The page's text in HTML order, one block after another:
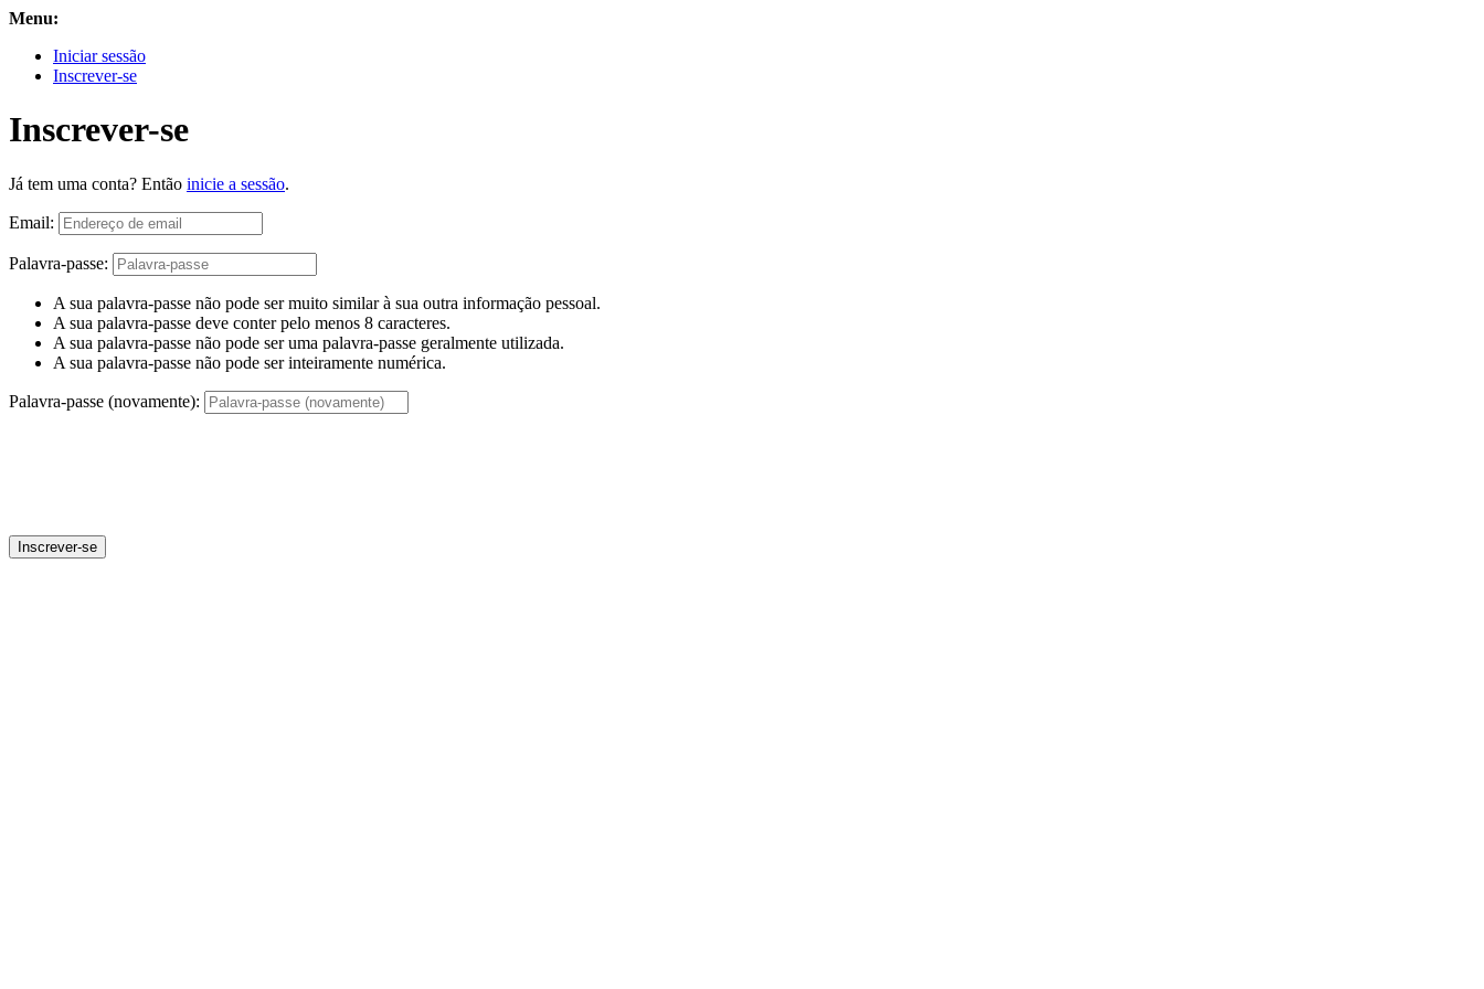
Menu:
Iniciar sessão
Inscrever-se
Inscrever-se
Já tem uma conta? Então inicie a sessão.
Email:
Palavra-passe:
A sua palavra-passe não pode ser muito similar à sua outra informação pessoal.
A sua palavra-passe deve conter pelo menos 8 caracteres.
A sua palavra-passe não pode ser uma palavra-passe geralmente utilizada.
A sua palavra-passe não pode ser inteiramente numérica.
Palavra-passe (novamente):
Inscrever-se